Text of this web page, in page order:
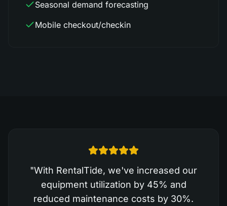
Seasonal demand forecasting
Mobile checkout/checkin
"With RentalTide, we've increased our
equipment utilization by 45% and
reduced maintenance costs by 30%.